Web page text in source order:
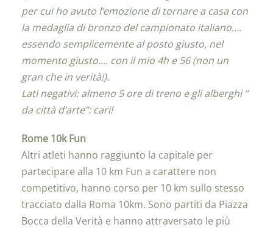
per cui ho avuto l’emozione di tornare a casa con
la medaglia di bronzo del campionato italiano….
essendo semplicemente al posto giusto, nel
momento giusto…. con il mio 4h e 56 (non un
gran che in verità!).
Lati negativi: almeno 5 ore di treno e gli alberghi ”
da città d’arte”: cari!
Rome 10k Fun
Altri atleti hanno raggiunto la capitale per
partecipare alla 10 km Fun a carattere non
competitivo, hanno corso per 10 km sullo stesso
tracciato dalla Roma 10km. Sono partiti da Piazza
Bocca della Verità e hanno attraversato le più